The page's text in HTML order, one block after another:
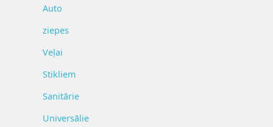
Auto
ziepes
Veļai
Stikliem
Sanitārie
Universālie